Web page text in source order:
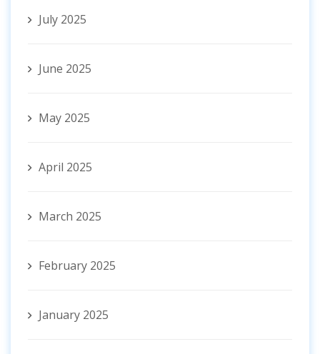
July 2025
June 2025
May 2025
April 2025
March 2025
February 2025
January 2025